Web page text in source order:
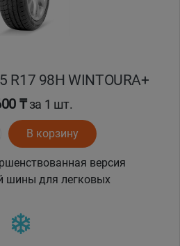
R17 98H WINTOURA+
₸за 1 шт.
В корзину
версия
шины для легковых